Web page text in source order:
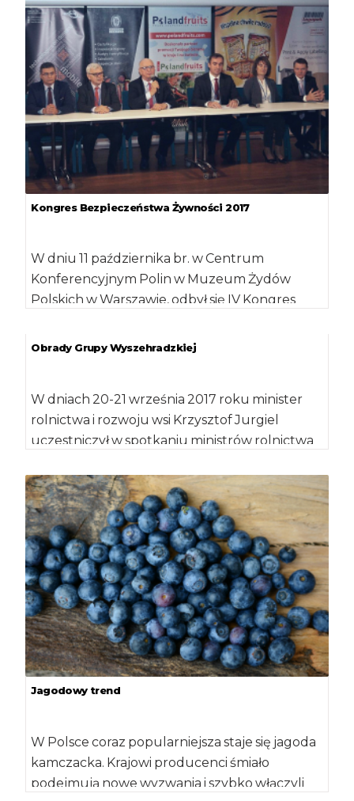
Kongres Bezpieczeństwa Żywności 2017
W dniu 11 października br. w Centrum
Konferencyjnym Polin w Muzeum Żydów
Polskich w Warszawie, odbył się IV Kongres
Obrady Grupy Wyszehradzkiej
W dniach 20-21 września 2017 roku minister
rolnictwa i rozwoju wsi Krzysztof Jurgiel
uczestniczył w spotkaniu ministrów rolnictwa
Jagodowy trend
W Polsce coraz popularniejsza staje się jagoda
kamczacka. Krajowi producenci śmiało
podejmują nowe wyzwania i szybko włączyli